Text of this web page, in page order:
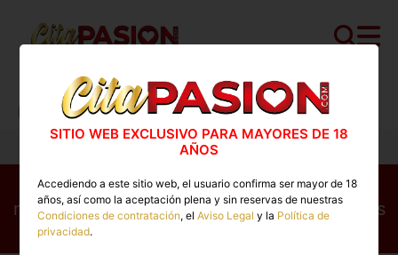
Cita PASION.COM>Escorts>Baleares>
Palma de Mallorca>Mia
Este perfil no está disponible en este
momento. Conoce otros perfiles disponibles
SITIO WEB EXCLUSIVO PARA MAYORES DE 18
AÑOS
Accediendo a este sitio web, el usuario confirma ser mayor de 18
años, así como la aceptación plena y sin reservas de nuestras
Condiciones de contratación, elAviso Legal y la Política de
privacidad.